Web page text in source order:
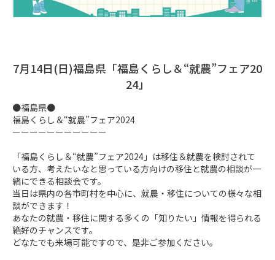
7月14日(日)福島県「福島くらし＆“就農”フェア20
24」
●福島県●
福島くらし＆“就農”フェア2024
ーーーーーーーーーーー
「福島くらし＆“就農”フェア2024」は移住＆就農を検討されて
いる方、考えたいなと思っている方向けの移住と就農の相談が一
緒にできる相談会です。
当日は県内の各市町村を中心に、就農・移住についての様々な相
談ができます！
あなたの就農・移住に関する多くの「知りたい」情報を得られる
絶好のチャンスです。
どなたでも来場可能ですので、是非ご参加ください。